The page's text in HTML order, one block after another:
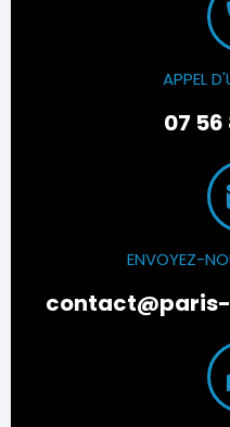
APPEL
07 56
ENVOYEZ-